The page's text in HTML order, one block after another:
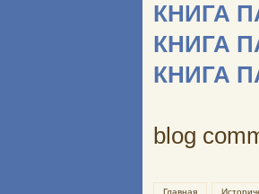
КНИГА
КНИГА
КНИГА
blog
Главная